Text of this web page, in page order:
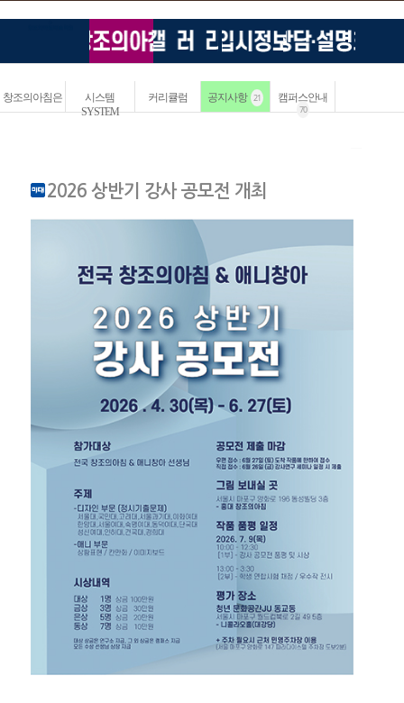
창조의아침은
시스템
SYSTEM
커리큘럼 공지사항 21 캠퍼스안내
70
2026 상반기 강사 공모전 개최